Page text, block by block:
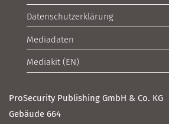
Datenschutzerklärung
Mediadaten
Mediakit (EN)
ProSecurity Publishing GmbH & Co. KG
Gebäude 664